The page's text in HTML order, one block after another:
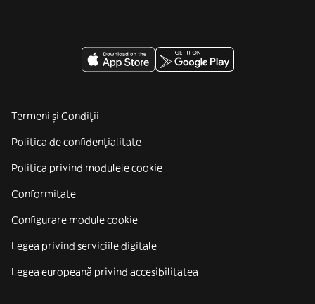
Termeni și Condiții
Politica de confidenţialitate
Politica privind modulele cookie
Conformitate
Configurare module cookie
Legea privind serviciile digitale
Legea europeană privind accesibilitatea